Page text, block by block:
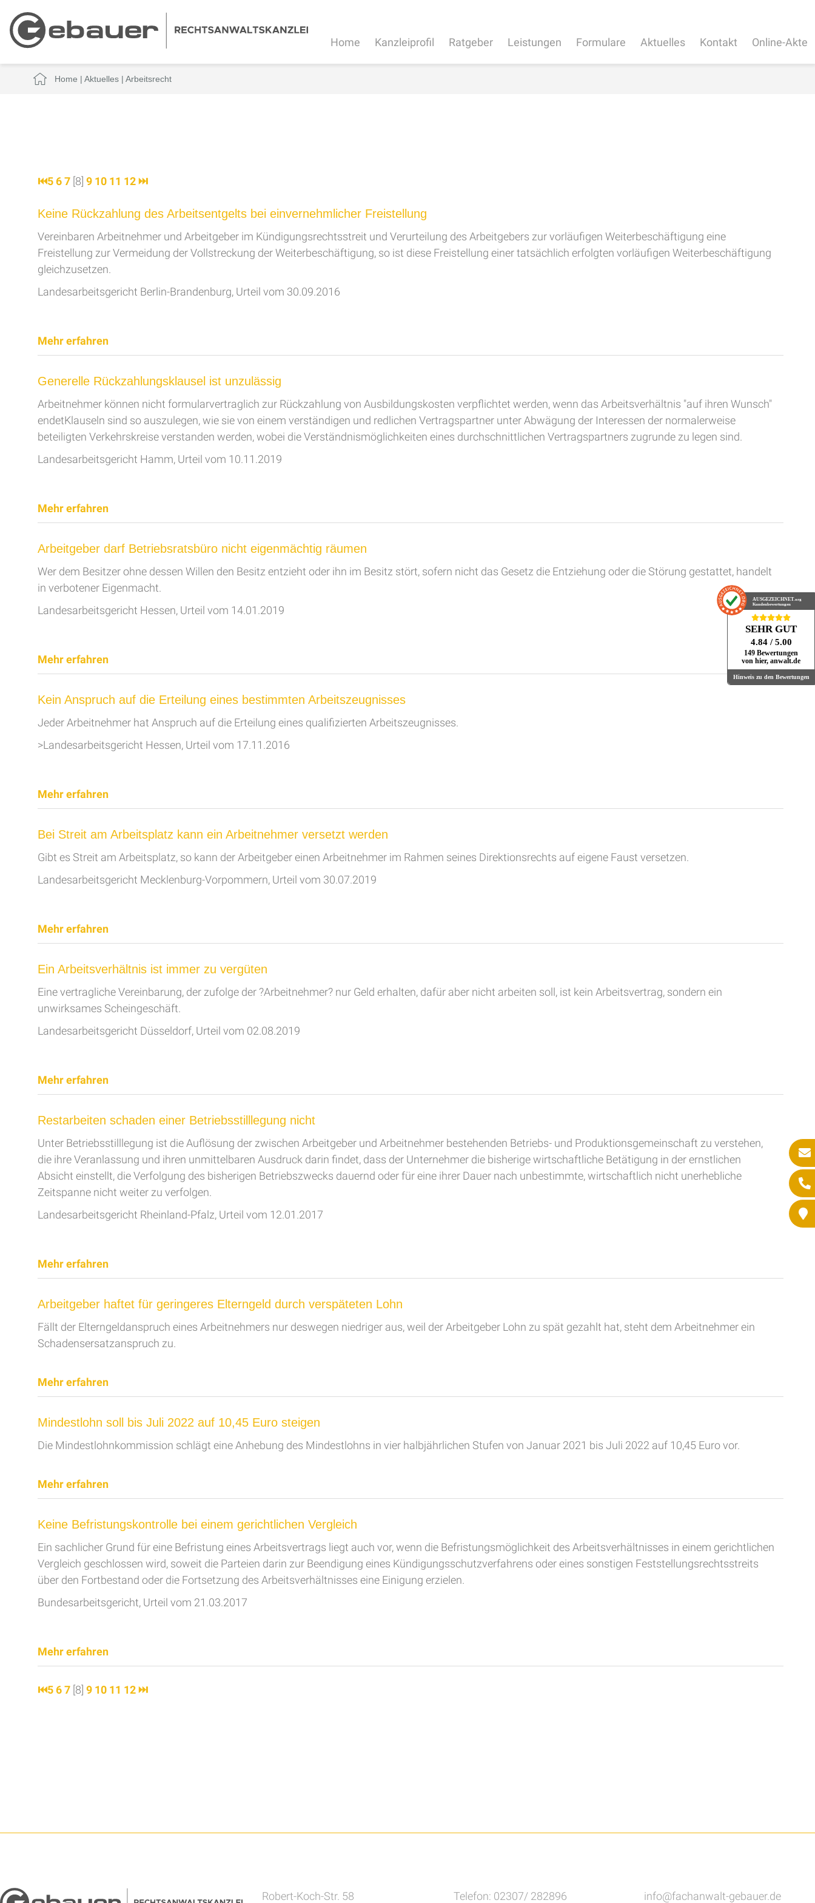
Home Kanzleiprofil Ratgeber Leistungen Formulare Aktuelles Kontakt Online-Akte
Home | Aktuelles| Arbeitsrecht
⏮567 [8] 9 10 11 12⏭
Keine Rückzahlung des Arbeitsentgelts bei einvernehmlicher Freistellung
Vereinbaren Arbeitnehmer und Arbeitgeber im Kündigungsrechtsstreit und Verurteilung des Arbeitgebers zur vorläufigen Weiterbeschäftigung eine
Freistellung zur Vermeidung der Vollstreckung der Weiterbeschäftigung, so ist diese Freistellung einer tatsächlich erfolgten vorläufigen Weiterbeschäftigung
gleichzusetzen.
Landesarbeitsgericht Berlin-Brandenburg, Urteil vom 30.09.2016
Mehr erfahren
Generelle Rückzahlungsklausel ist unzulässig
Ar­beit­neh­mer können nicht for­mu­lar­ver­trag­lich zur Rück­zah­lung von Aus­bil­dungs­kos­ten ver­pflich­tet wer­den, wenn das Ar­beits­verhält­nis "auf ih­ren Wunsch"
en­detKlauseln sind so auszulegen, wie sie von einem verständigen und redlichen Vertragspartner unter Abwägung der Interessen der normalerweise
beteiligten Verkehrskreise verstanden werden, wobei die Verständnismöglichkeiten eines durchschnittlichen Vertragspartners zugrunde zu legen sind.
Landesarbeitsgericht Hamm, Urteil vom 10.11.2019
Mehr erfahren
Arbeitgeber darf Betriebsratsbüro nicht eigenmächtig räumen
Wer dem Besitzer ohne dessen Willen den Besitz entzieht oder ihn im Besitz stört, sofern nicht das Gesetz die Entziehung oder die Störung gestattet, handelt
in verbotener Eigenmacht.
Landesarbeitsgericht Hessen, Urteil vom 14.01.2019
Mehr erfahren
Kein Anspruch auf die Erteilung eines bestimmten Arbeitszeugnisses
Jeder Arbeitnehmer hat Anspruch auf die Erteilung eines qualifizierten Arbeitszeugnisses.
>Landesarbeitsgericht Hessen, Urteil vom 17.11.2016
Mehr erfahren
Bei Streit am Arbeitsplatz kann ein Arbeitnehmer versetzt werden
Gibt es Streit am Arbeitsplatz, so kann der Arbeitgeber einen Arbeitnehmer im Rahmen seines Direktionsrechts auf eigene Faust versetzen.
Landesarbeitsgericht Mecklenburg-Vorpommern, Urteil vom 30.07.2019
Mehr erfahren
Ein Arbeitsverhältnis ist immer zu vergüten
Eine vertragliche Vereinbarung, der zufolge der ?Arbeitnehmer? nur Geld erhalten, dafür aber nicht arbeiten soll, ist kein Arbeitsvertrag, sondern ein
unwirksames Scheingeschäft.
Landesarbeitsgericht Düsseldorf, Urteil vom 02.08.2019
Mehr erfahren
Restarbeiten schaden einer Betriebsstilllegung nicht
Unter Betriebsstilllegung ist die Auflösung der zwischen Arbeitgeber und Arbeitnehmer bestehenden Betriebs- und Produktionsgemeinschaft zu verstehen,
die ihre Veranlassung und ihren unmittelbaren Ausdruck darin findet, dass der Unternehmer die bisherige wirtschaftliche Betätigung in der ernstlichen
Absicht einstellt, die Verfolgung des bisherigen Betriebszwecks dauernd oder für eine ihrer Dauer nach unbestimmte, wirtschaftlich nicht unerhebliche
Zeitspanne nicht weiter zu verfolgen.
Landesarbeitsgericht Rheinland-Pfalz, Urteil vom 12.01.2017
Mehr erfahren
Arbeitgeber haftet für geringeres Elterngeld durch verspäteten Lohn
Fällt der Elterngeldanspruch eines Arbeitnehmers nur deswegen niedriger aus, weil der Arbeitgeber Lohn zu spät gezahlt hat, steht dem Arbeitnehmer ein
Schadensersatzanspruch zu.
Mehr erfahren
Mindestlohn soll bis Juli 2022 auf 10,45 Euro steigen
Die Mindestlohnkommission schlägt eine Anhebung des Mindestlohns in vier halbjährlichen Stufen von Januar 2021 bis Juli 2022 auf 10,45 Euro vor.
Mehr erfahren
Keine Befristungskontrolle bei einem gerichtlichen Vergleich
Ein sachlicher Grund für eine Befristung eines Arbeitsvertrags liegt auch vor, wenn die Befristungsmöglichkeit des Arbeitsverhältnisses in einem gerichtlichen
Vergleich geschlossen wird, soweit die Parteien darin zur Beendigung eines Kündigungsschutzverfahrens oder eines sonstigen Feststellungsrechtsstreits
über den Fortbestand oder die Fortsetzung des Arbeitsverhältnisses eine Einigung erzielen.
Bundesarbeitsgericht, Urteil vom 21.03.2017
Mehr erfahren
⏮567 [8] 9 10 11 12⏭
Robert-Koch-Str. 58 Telefon: 02307/ 282896 info@fachanwalt-gebauer.de
AUSGEZEICHNET .org
Kundenbewertungen
SEHR GUT
4.84 / 5.00
149 Bewertungen
von hier, anwalt.de
Hinweis zu den Bewertungen